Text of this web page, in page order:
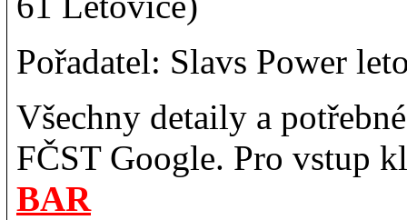
Pořadatel: Slavs Power
Všechny detaily a
FČST Google. Pro vstup
BAR